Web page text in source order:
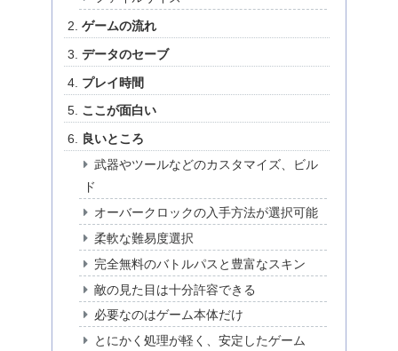
ゲームの流れ
データのセーブ
プレイ時間
ここが面白い
良いところ
武器やツールなどのカスタマイズ、ビル
ド
オーバークロックの入手方法が選択可能
柔軟な難易度選択
完全無料のバトルパスと豊富なスキン
敵の見た目は十分許容できる
必要なのはゲーム本体だけ
とにかく処理が軽く、安定したゲーム